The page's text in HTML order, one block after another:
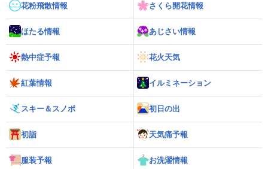
花粉飛散情報 さくら開花情報
ほたる情報 あじさい情報
熱中症予報 花火天気
紅葉情報 イルミネーション
スキー＆スノボ 初日の出
初詣 天気痛予報
服装予報 お洗濯情報